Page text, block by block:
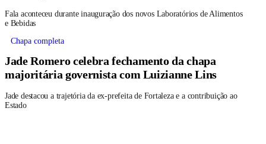
Fala aconteceu durante inauguração dos novos Laboratórios de Alimentos
e Bebidas
Chapa completa
Jade Romero celebra fechamento da chapa
majoritária governista com Luizianne Lins
Jade destacou a trajetória da ex-prefeita de Fortaleza e a contribuição ao
Estado